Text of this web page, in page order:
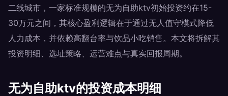
二线城市，一家标准规模的无为自助ktv初始投资约在15-
30万元之间，其核心盈利逻辑在于通过无人值守模式降低
人力成本，并依赖高翻台率与饮品小吃销售。本文将拆解其
投资明细、选址策略、运营难点与真实回报周期。
无为自助ktv的投资成本明细